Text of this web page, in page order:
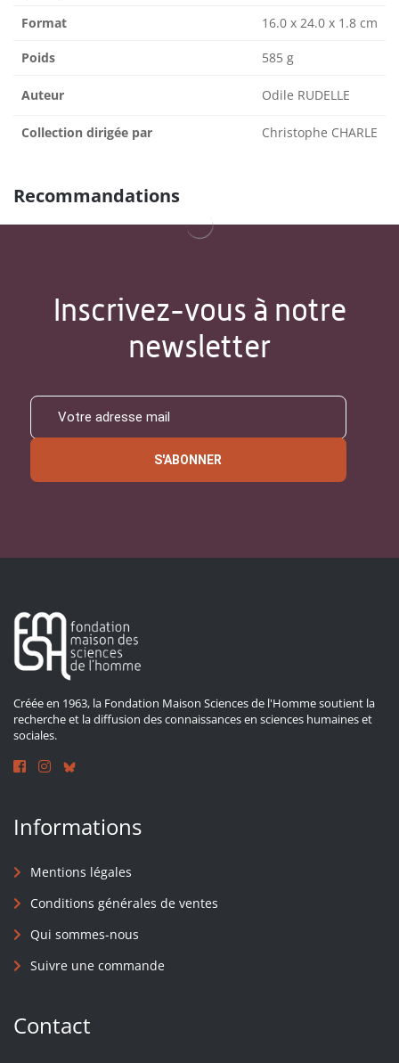
Format 16.0 x 24.0 x 1.8 cm
Poids 585 g
Auteur Odile RUDELLE
Collection dirigée par Christophe CHARLE
Recommandations
Inscrivez-vous à notre
newsletter
S'ABONNER
Créée en 1963, la Fondation Maison Sciences de l'Homme soutient la
recherche et la diffusion des connaissances en sciences humaines et
sociales.
Informations
Mentions légales
Conditions générales de ventes
Qui sommes-nous
Suivre une commande
Contact